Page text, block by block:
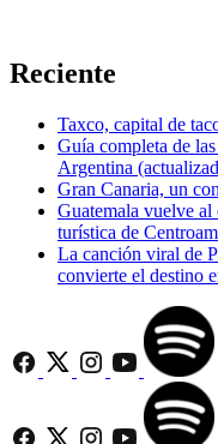
Reciente
Taxco, capital de
Guía completa de
Argentina
Gran Canaria, un
Guatemala vuelve
turística de
La canción viral de
convierte el destino